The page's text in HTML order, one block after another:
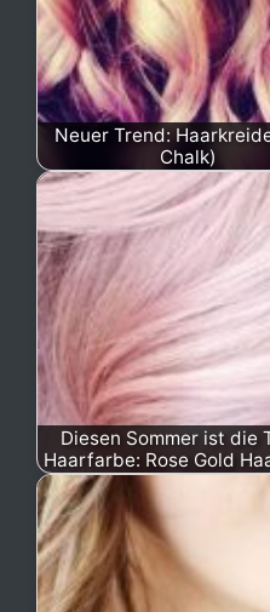
Neuer Trend:
Chalk)
Diesen Sommer ist die
Haarfarbe: Rose Gold